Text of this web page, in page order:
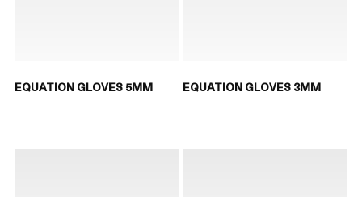
EQUATION GLOVES 5MM EQUATION GLOVES 3MM